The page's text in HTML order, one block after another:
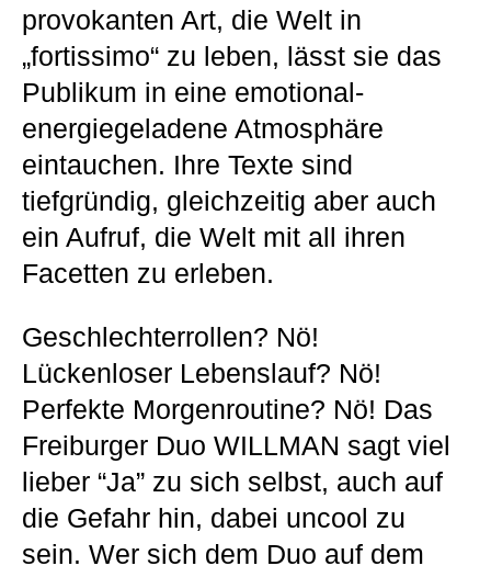
provokanten Art, die Welt in
„fortissimo“ zu leben, lässt sie das
Publikum in eine emotional-
energiegeladene Atmosphäre
eintauchen. Ihre Texte sind
tiefgründig, gleichzeitig aber auch
ein Aufruf, die Welt mit all ihren
Facetten zu erleben.
Geschlechterrollen? Nö!
Lückenloser Lebenslauf? Nö!
Perfekte Morgenroutine? Nö! Das
Freiburger Duo WILLMAN sagt viel
lieber “Ja” zu sich selbst, auch auf
die Gefahr hin, dabei uncool zu
sein. Wer sich dem Duo auf dem